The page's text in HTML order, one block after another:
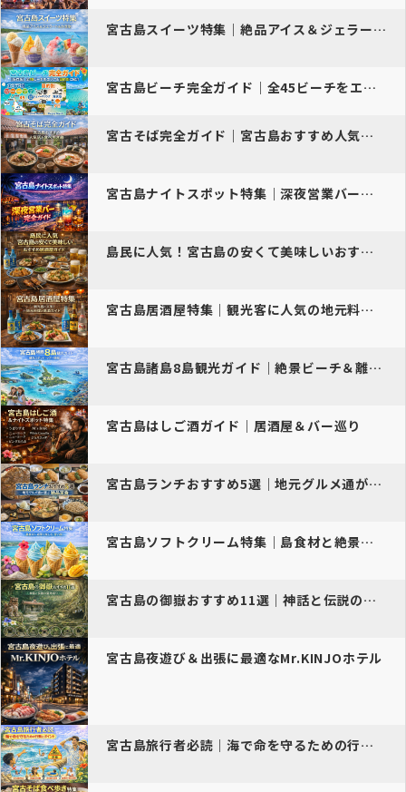
宮古島スイーツ特集｜絶品アイス＆ジェラート＆かき氷
宮古島ビーチ完全ガイド｜全45ビーチをエリア＆目的別に紹介【保存版】
宮古そば完全ガイド｜宮古島おすすめ人気店と食べ歩き旅【2026年最新…
宮古島ナイトスポット特集｜深夜営業バー完全ガイド
島民に人気！宮古島の安くて美味しいおすすめ居酒屋ガイド
宮古島居酒屋特集｜観光客に人気の地元料理と島酒ガイド
宮古島諸島8島観光ガイド｜絶景ビーチ＆離島巡り
宮古島はしご酒ガイド｜居酒屋＆バー巡り
宮古島ランチおすすめ5選｜地元グルメ通が選ぶ絶品定食
宮古島ソフトクリーム特集｜島食材と絶景の甘い旅
宮古島の御嶽おすすめ11選｜神話と伝説の聖地巡り
宮古島夜遊び＆出張に最適なMr.KINJOホテル
宮古島旅行者必読｜海で命を守るための行動とポイント